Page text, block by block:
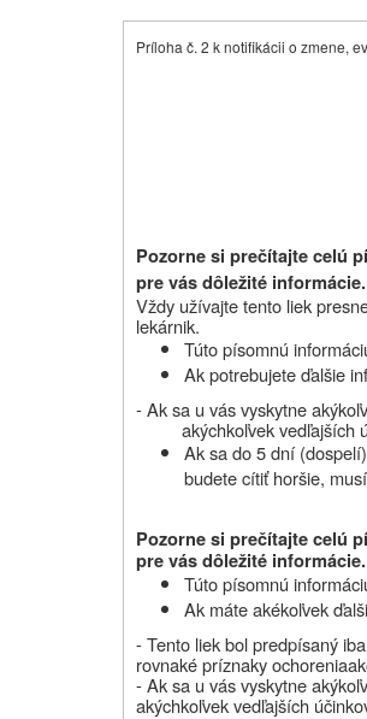
Príloha č. 2 k notifikácii o zmene,
Pozorne si prečítajte celú
pre vás dôležité informácie.
Vždy užívajte tento liek
lekárnik.
Túto písomnú
Ak potrebujete ďalšie
-Ak sa u vás vyskytne
akýchkoľvek vedľajších
Ak sa do 5 dní
budete cítiť horšie,
Pozorne si prečítajte celú
pre vás dôležité informácie.
Túto písomnú
Ak máte akékoľvek
- Tento liek bol predpísaný
rovnaké príznakyochorenia
- Ak sa u vás vyskytne
akýchkoľvek vedľajších